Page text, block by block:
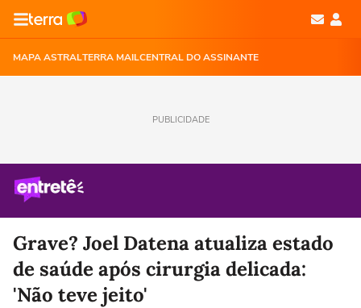
MAPA ASTRALTERRA MAILCENTRAL DO ASSINANTE
PUBLICIDADE
Grave? Joel Datena atualiza estado
de saúde após cirurgia delicada:
'Não teve jeito'